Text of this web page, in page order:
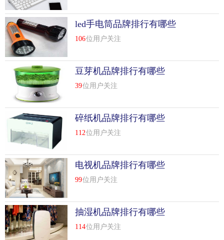
分支机构。我们一直在努力使我们的产品和技术帮助客户保
持文件的安全和可靠，并创造一个更安全、更方便和更高效
的工作环境。1956年，汉斯施乐先生成立了一家供应精密机
械的公司。1965年，上第一台电动碎纸机intimus，simplex诞
生于1979-2003年。它在美国、英国、法国和中国设立了子公
司，以扩大市场。2003年加入马丁耶鲁集团，2003年至2008
年在西班牙、意大利、南非和中国开展业务。现在我们的产
品被用于日常办公的很多方面，比如机密销毁、印后处理、
垃圾处理等。我们希望我们的产品和技术能够帮助客户实现
文档的安全性和保密性，创造一个更安全、更方便、更高效
的工作环境。产品系列intimus，pro，“英名仕”专业办公碎纸
机intimus，media“英名仕”办公多媒体碎纸机intimus，加密“英
名仕”高安全性销毁设备intimus，power，“施乐”重型碎纸机
intimus，因为质量是我们赢得客户和合作伙伴信任的唯*途
径。为了确保始终如一的高质量，自1995年以来，我们一直
严格按照din、en、iso、9001: 2000标准进行生产。通过不断
改进质量管理体系，我们可以保持产品的高质量，以更好地
满足客户的需求。质量管理系统监控产品生产的每一个过
程，从零件规格的验证和确认到零件装配和后续过程。这
led手电筒品牌排行有哪些
106位用户关注
豆芽机品牌排行有哪些
39位用户关注
碎纸机品牌排行有哪些
112位用户关注
电视机品牌排行有哪些
99位用户关注
抽湿机品牌排行有哪些
114位用户关注